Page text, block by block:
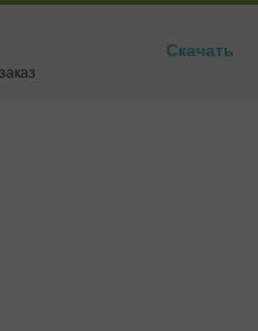
Скачать